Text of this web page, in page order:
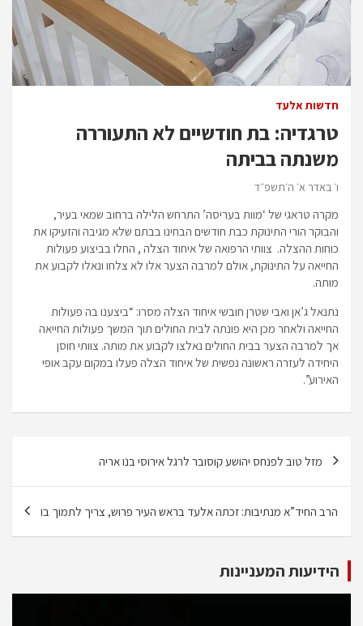
חדשות אלעד
טרגדיה: בת חודשיים לא התעוררה
משנתה בביתה
ו׳ באדר א׳ ה׳תשפ״ד
מקרה טראגי של ‘מוות בעריסה’ התרחש הלילה ברחוב שמאי בעיר,
והבוקר הורי התינוקת כבת חודשים הבחינו בבתם שלא מגיבה והזעיקו את
כוחות ההצלה. צוותי הרפואה של איחוד הצלה , החלו בביצוע פעולות
החייאה על התינוקת, אולם למרבה הצער אלו לא צלחו ונאלו לקבוע את
מותה.
נתנאל ג’אן ואבי שטרן חובשי איחוד הצלה מסרו: “ביצענו בה פעולות
החייאה ולאחר מכן היא פונתה לבית החולים תוך המשך פעולות החייאה
אך למרבה הצער בבית החולים נאלצו לקבוע את מותה. צוותי חוסן
היחידה לעזרה ראשונה נפשית של איחוד הצלה פעלו במקום עקב אופי
האירוע”.
מזל טוב לפנחס יהושע קוסובר לרגל אירוסי בנו אריה
הרב החיד”א מנתיבות: זכתה אלעד בראש העיר פרוש, צריך לתמוך בו
הידיעות המעניינות